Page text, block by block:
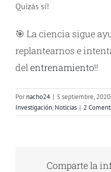
Quizás sí!
🎯 La ciencia sigue
replantearnos e
del entrenamiento!!
Pornacho24 | 5 septiembre, 2020
Investigación, Noticias | 2
Comparte la